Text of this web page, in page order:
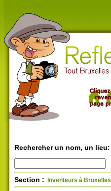
Rechercher un nom, un lieu:
Section : Inventeurs à Bruxelles